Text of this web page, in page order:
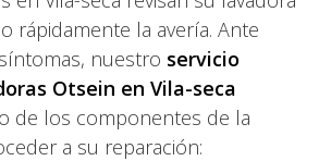
rápidamente la avería. Ante
nuestro servicio
Otsein en Vila-seca
de los componentes de la
a su reparación: